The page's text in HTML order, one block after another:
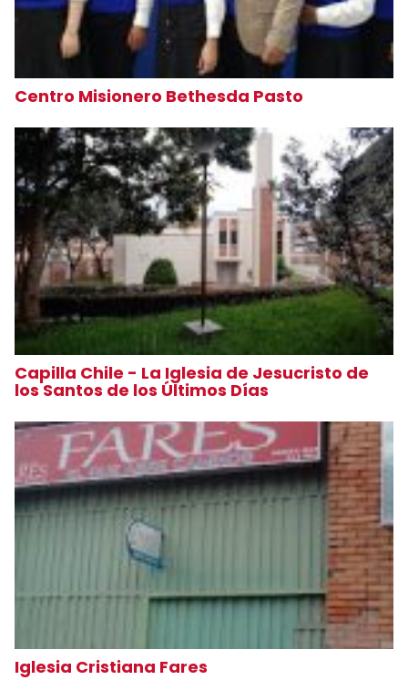
Centro Misionero Bethesda Pasto
Capilla Chile - La Iglesia de Jesucristo de
los Santos de los Últimos Días
Iglesia Cristiana Fares